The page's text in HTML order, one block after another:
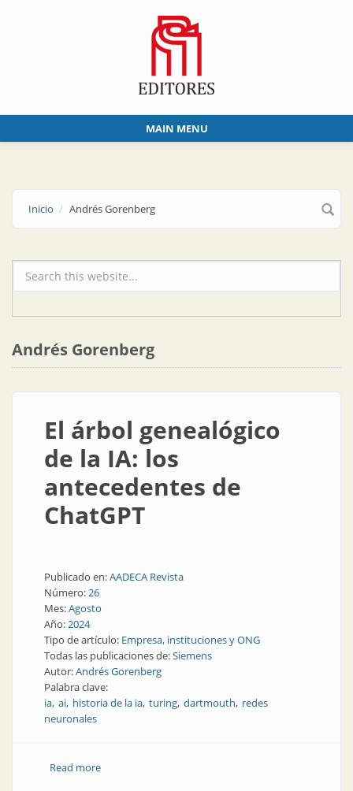
MAIN MENU
Inicio Andrés Gorenberg
Formulario de búsqueda
Andrés Gorenberg
El árbol genealógico
de la IA: los
antecedentes de
ChatGPT
Publicado en:AADECA Revista
Número:26
Mes:Agosto
Año:2024
Tipo de artículo: Empresa, instituciones y ONG
Todas las publicaciones de:Siemens
Autor:Andrés Gorenberg
Palabra clave:
ia ai historia de la ia turing dartmouth redes
neuronales
Read moreabout El árbol genealógico de la IA: los antecedentes